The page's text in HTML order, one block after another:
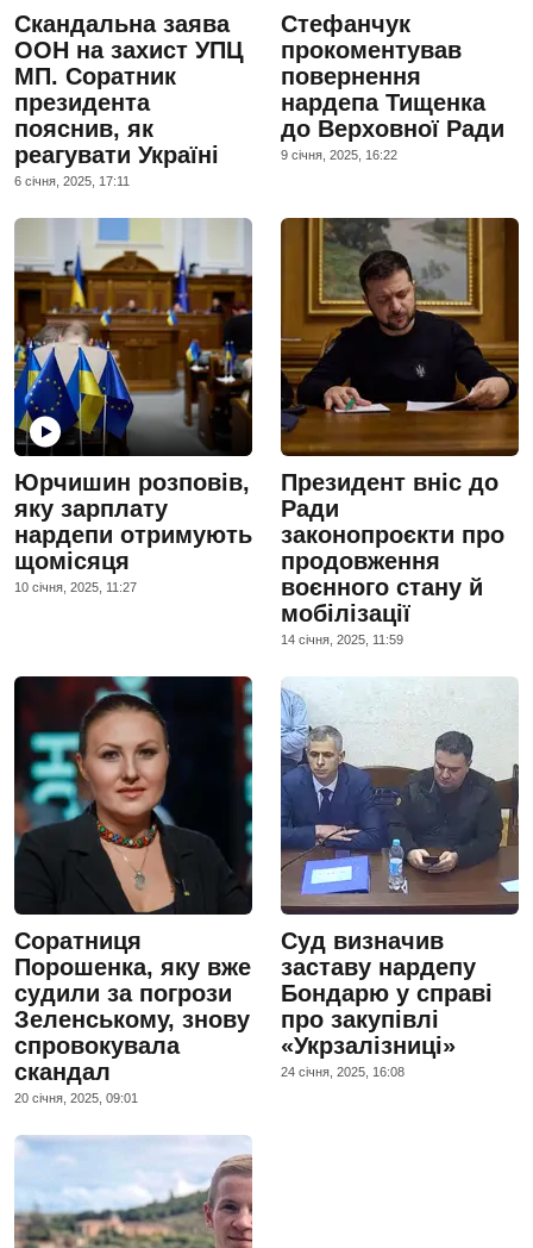
Скандальна заява
ООН на захист УПЦ
МП. Соратник
президента
пояснив, як
реагувати Україні
6 сiчня, 2025, 17:11
Стефанчук
прокоментував
повернення
нардепа ​Тищенка
до Верховної Ради
9 сiчня, 2025, 16:22
Юрчишин розповів,
яку зарплату
нардепи отримують
щомісяця
10 сiчня, 2025, 11:27
Президент вніс до
Ради
законопроєкти про
продовження
воєнного стану й
мобілізації
14 сiчня, 2025, 11:59
Соратниця
Порошенка, яку вже
судили за погрози
Зеленському, знову
спровокувала
скандал
20 сiчня, 2025, 09:01
Суд визначив
заставу нардепу
Бондарю у справі
про закупівлі
«Укрзалізниці»
24 сiчня, 2025, 16:08